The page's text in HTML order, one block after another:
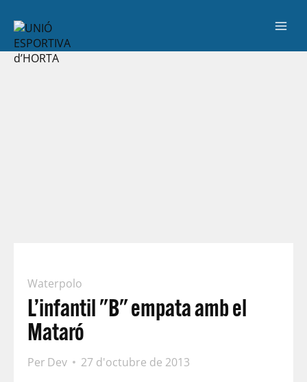
Waterpolo
L’infantil "B" empata amb el
Mataró
Per Dev
27 d'octubre de 2013